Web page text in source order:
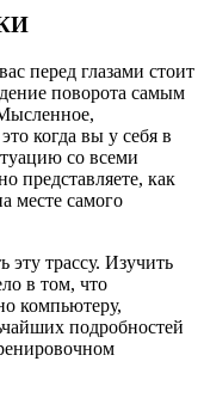
перед глазами стоит
поворота самым
когда вы у себя в
со всеми
представляете, как
месте самого
эту трассу. Изучить
в том, что
компьютеру,
подробностей